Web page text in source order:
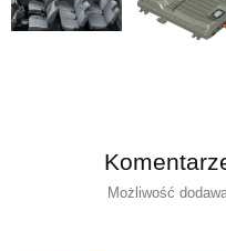
Możliwość